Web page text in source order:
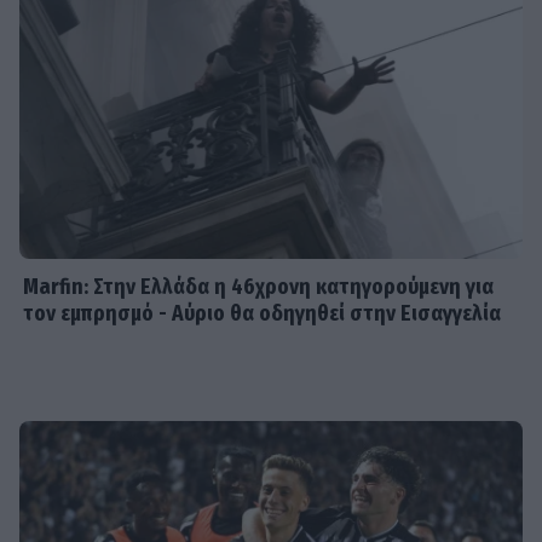
Από την εκκλησία στην ξαπλώστρα:
Η εντυπωσιακή πόζα της
Καινούργιου με μαγιό και το
προσκύνημα
Πίσω από τις γραμμές: Η ημερομηνία
πολύς χρόνος για προσωπική ζωή»
Marfin: Στην Ελλάδα η 46χρονη κατηγορούμενη για
τον εμπρησμό - Αύριο θα οδηγηθεί στην Εισαγγελία